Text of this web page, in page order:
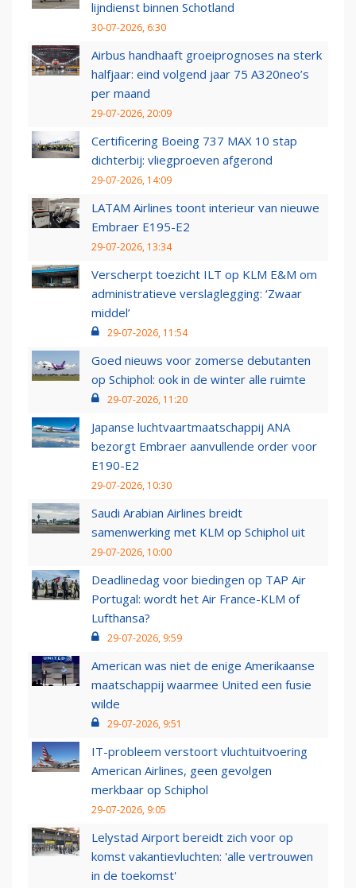
lijndienst binnen Schotland
30-07-2026, 6:30
Airbus handhaaft groeiprognoses na sterk
halfjaar: eind volgend jaar 75 A320neo’s
per maand
29-07-2026, 20:09
Certificering Boeing 737 MAX 10 stap
dichterbij: vliegproeven afgerond
29-07-2026, 14:09
LATAM Airlines toont interieur van nieuwe
Embraer E195-E2
29-07-2026, 13:34
Verscherpt toezicht ILT op KLM E&M om
administratieve verslaglegging: ‘Zwaar
middel’
29-07-2026, 11:54
Goed nieuws voor zomerse debutanten
op Schiphol: ook in de winter alle ruimte
29-07-2026, 11:20
Japanse luchtvaartmaatschappij ANA
bezorgt Embraer aanvullende order voor
E190-E2
29-07-2026, 10:30
Saudi Arabian Airlines breidt
samenwerking met KLM op Schiphol uit
29-07-2026, 10:00
Deadlinedag voor biedingen op TAP Air
Portugal: wordt het Air France-KLM of
Lufthansa?
29-07-2026, 9:59
American was niet de enige Amerikaanse
maatschappij waarmee United een fusie
wilde
29-07-2026, 9:51
IT-probleem verstoort vluchtuitvoering
American Airlines, geen gevolgen
merkbaar op Schiphol
29-07-2026, 9:05
Lelystad Airport bereidt zich voor op
komst vakantievluchten: 'alle vertrouwen
in de toekomst'